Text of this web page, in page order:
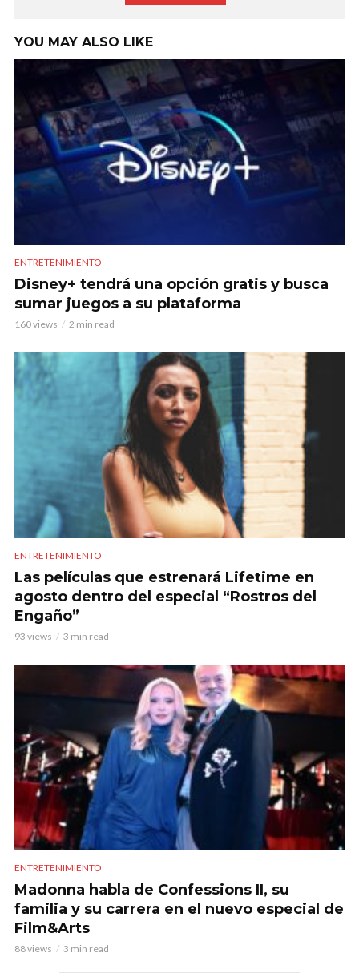
YOU MAY ALSO LIKE
ENTRETENIMIENTO
Disney+ tendrá una opción gratis y busca
sumar juegos a su plataforma
160 views 2 min read
ENTRETENIMIENTO
Las películas que estrenará Lifetime en
agosto dentro del especial “Rostros del
Engaño”
93 views 3 min read
ENTRETENIMIENTO
Madonna habla de Confessions II, su
familia y su carrera en el nuevo especial de
Film&Arts
88 views 3 min read